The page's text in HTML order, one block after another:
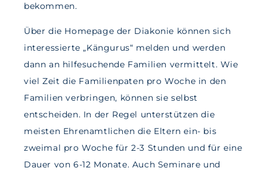
bekommen.
Über die Homepage der Diakonie können sich
interessierte „Kängurus“ melden und werden
dann an hilfesuchende Familien vermittelt. Wie
viel Zeit die Familienpaten pro Woche in den
Familien verbringen, können sie selbst
entscheiden. In der Regel unterstützen die
meisten Ehrenamtlichen die Eltern ein- bis
zweimal pro Woche für 2-3 Stunden und für eine
Dauer von 6-12 Monate. Auch Seminare und